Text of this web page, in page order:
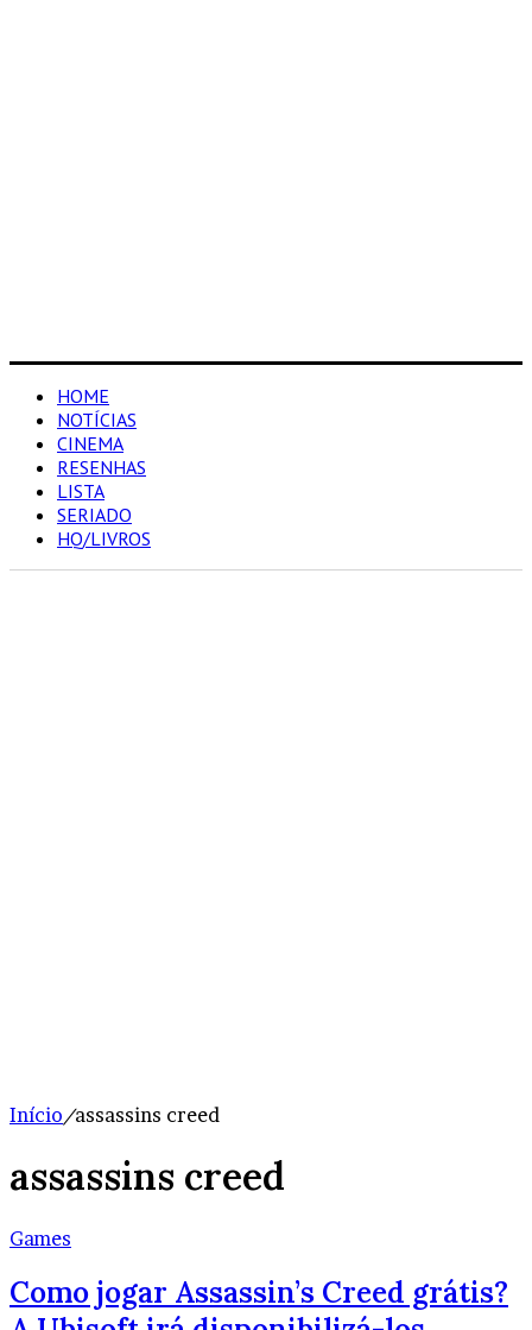
HOME
NOTÍCIAS
CINEMA
RESENHAS
LISTA
SERIADO
HQ/LIVROS
Início/assassins creed
assassins creed
Games
Como jogar Assassin’s Creed grátis?